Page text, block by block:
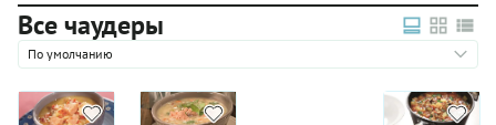
Все чаудеры
По умолчанию